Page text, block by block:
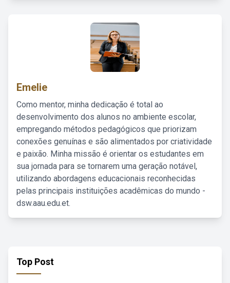
Emelie
Como mentor, minha dedicação é total ao
desenvolvimento dos alunos no ambiente escolar,
empregando métodos pedagógicos que priorizam
conexões genuínas e são alimentados por criatividade
e paixão. Minha missão é orientar os estudantes em
sua jornada para se tornarem uma geração notável,
utilizando abordagens educacionais reconhecidas
pelas principais instituições acadêmicas do mundo -
dsw.aau.edu.et.
Top Post